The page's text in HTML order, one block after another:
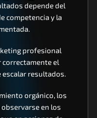
depende del
competencia y la
profesional
el
resultados.
orgánico, los
en los